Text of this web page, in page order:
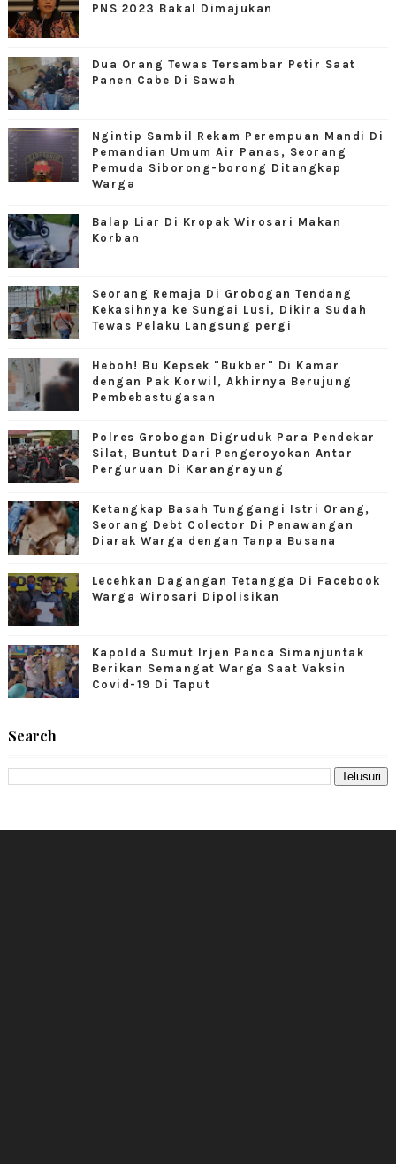
PNS 2023 Bakal Dimajukan
Dua Orang Tewas Tersambar Petir Saat
Panen Cabe Di Sawah
Ngintip Sambil Rekam Perempuan Mandi Di
Pemandian Umum Air Panas, Seorang
Pemuda Siborong-borong Ditangkap
Warga
Balap Liar Di Kropak Wirosari Makan
Korban
Seorang Remaja Di Grobogan Tendang
Kekasihnya ke Sungai Lusi, Dikira Sudah
Tewas Pelaku Langsung pergi
Heboh! Bu Kepsek "Bukber" Di Kamar
dengan Pak Korwil, Akhirnya Berujung
Pembebastugasan
Polres Grobogan Digruduk Para Pendekar
Silat, Buntut Dari Pengeroyokan Antar
Perguruan Di Karangrayung
Ketangkap Basah Tunggangi Istri Orang,
Seorang Debt Colector Di Penawangan
Diarak Warga dengan Tanpa Busana
Lecehkan Dagangan Tetangga Di Facebook
Warga Wirosari Dipolisikan
Kapolda Sumut Irjen Panca Simanjuntak
Berikan Semangat Warga Saat Vaksin
Covid-19 Di Taput
Search